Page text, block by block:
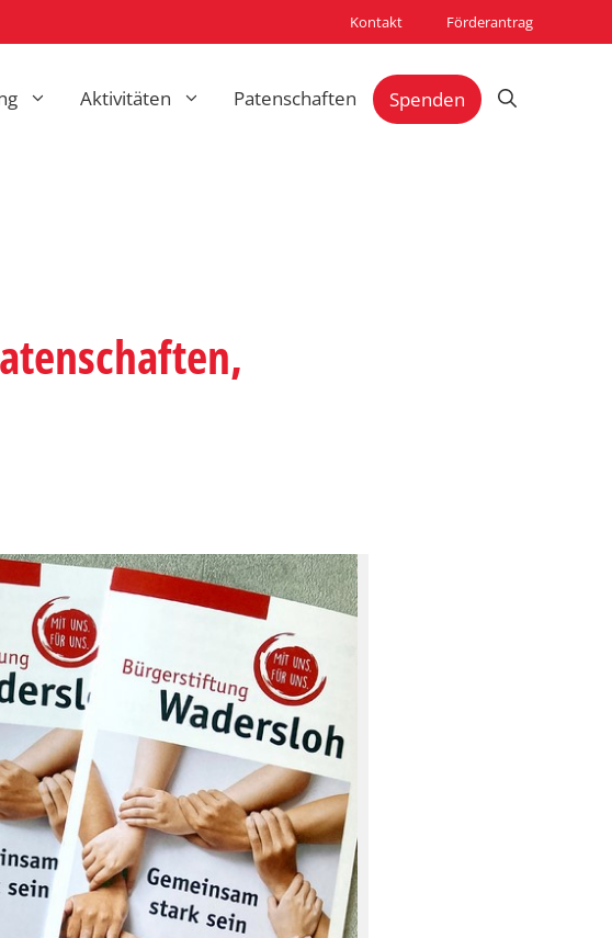
Kontakt Förderantrag
Aktivitäten Patenschaften Spenden